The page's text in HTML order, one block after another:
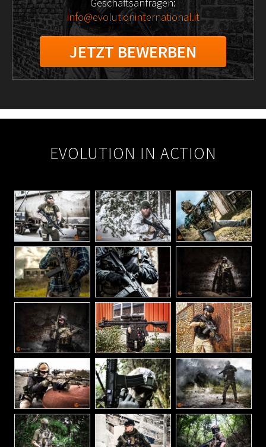
info@evolutioninternational.it
JETZT BEWERBEN
EVOLUTION IN ACTION